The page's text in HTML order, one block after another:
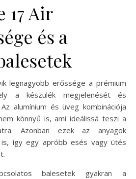
17 Air
és a
legnagyobb erőssége a prémium
a készülék megjelenését és
alumínium és üveg kombinációja
könnyű is, ami ideálissá teszi a
Azonban ezek az anyagok
is, így egy apróbb esés vagy ütés
balesetek gyakran a